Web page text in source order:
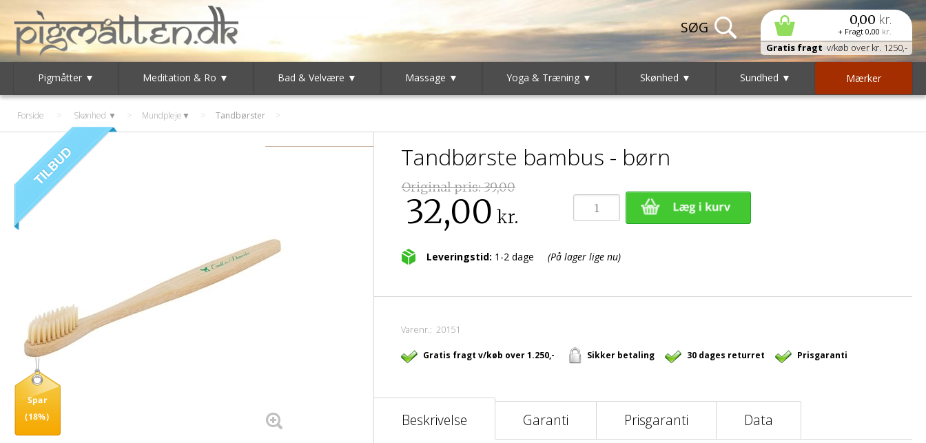
0,00 kr.
+ Fragt 0,00 kr.
Gratis fragt v/køb over kr. 1250,-
Pigmåtter ▼ Meditation & Ro ▼ Bad & Velvære ▼ Massage ▼ Yoga & Træning ▼ Skønhed ▼ Sundhed ▼ Mærker
Forside > Skønhed ▼ > Mundpleje▼ > Tandbørster
Spar
(18%)
Tandbørste bambus - børn
Original pris:39,00
32,00 kr.
Leveringstid: 1-2 dage (På lager lige nu)
Varenr.: 20151
Gratis fragt v/køb over 1.250,- Sikker betaling 30 dages returret Prisgaranti
Beskrivelse Garanti Prisgaranti Data